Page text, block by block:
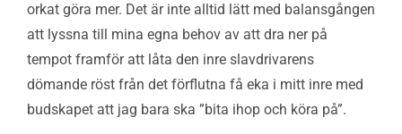
orkat göra mer. Det är inte alltid lätt med balansgången
att lyssna till mina egna behov av att dra ner på
tempot framför att låta den inre slavdrivarens
dömande röst från det förflutna få eka i mitt inre med
budskapet att jag bara ska ”bita ihop och köra på”.